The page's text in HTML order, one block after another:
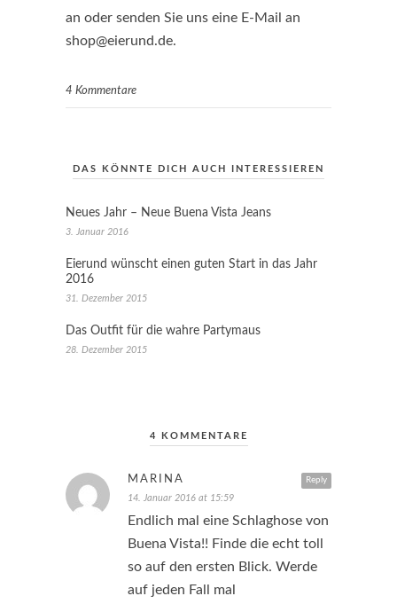
an oder senden Sie uns eine E-Mail an
shop@eierund.de.
4 Kommentare
DAS KÖNNTE DICH AUCH INTERESSIEREN
Neues Jahr – Neue Buena Vista Jeans
3. Januar 2016
Eierund wünscht einen guten Start in das Jahr
2016
31. Dezember 2015
Das Outfit für die wahre Partymaus
28. Dezember 2015
4 KOMMENTARE
Reply
MARINA
14. Januar 2016 at 15:59
Endlich mal eine Schlaghose von
Buena Vista!! Finde die echt toll
so auf den ersten Blick. Werde
auf jeden Fall mal